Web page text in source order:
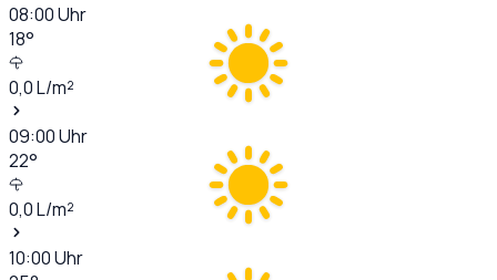
08:00Uhr
18°
0,0L/m²
09:00Uhr
22°
0,0L/m²
10:00Uhr